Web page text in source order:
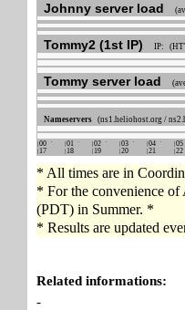
Johnny server load
Tommy2 (1st IP) IP:
Tommy server load
Nameservers (ns1.heliohost.org /
00 01 02 03 04 05
17
18 19 20 21 22
* All times are in
* For the convenience
(PDT) in Summer. *
* Results are updated
Related informations:
-